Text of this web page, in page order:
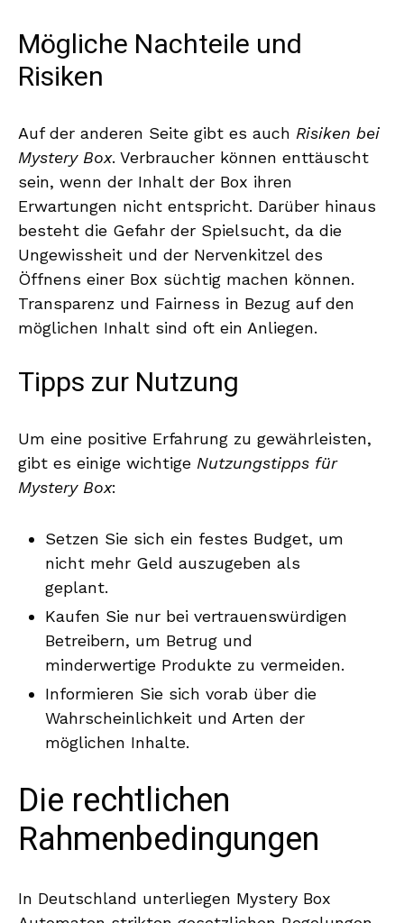
Mögliche Nachteile und
Risiken
Auf der anderen Seite gibt es auch Risiken bei
Mystery Box. Verbraucher können enttäuscht
sein, wenn der Inhalt der Box ihren
Erwartungen nicht entspricht. Darüber hinaus
besteht die Gefahr der Spielsucht, da die
Ungewissheit und der Nervenkitzel des
Öffnens einer Box süchtig machen können.
Transparenz und Fairness in Bezug auf den
möglichen Inhalt sind oft ein Anliegen.
Tipps zur Nutzung
Um eine positive Erfahrung zu gewährleisten,
gibt es einige wichtige Nutzungstipps für
Mystery Box:
Setzen Sie sich ein festes Budget, um
nicht mehr Geld auszugeben als
geplant.
Kaufen Sie nur bei vertrauenswürdigen
Betreibern, um Betrug und
minderwertige Produkte zu vermeiden.
Informieren Sie sich vorab über die
Wahrscheinlichkeit und Arten der
möglichen Inhalte.
Die rechtlichen
Rahmenbedingungen
In Deutschland unterliegen Mystery Box